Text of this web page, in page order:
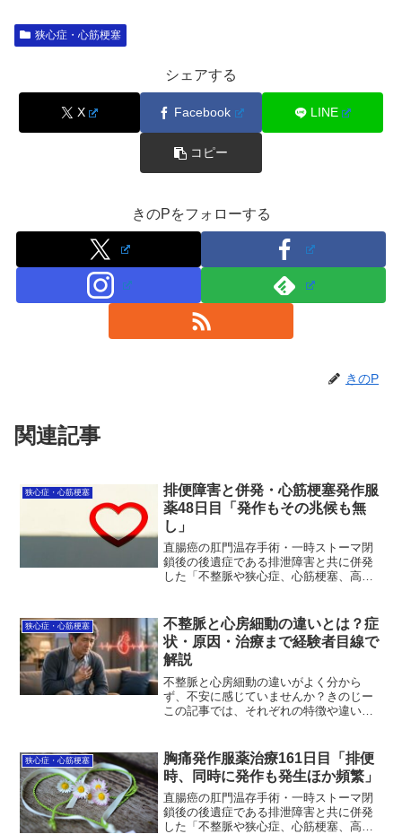
狭心症・心筋梗塞
シェアする
X Facebook LINE
コピー
きのPをフォローする
きのP
関連記事
狭心症・心筋梗塞
排便障害と併発・心筋梗塞発作服
薬48日目「発作もその兆候も無
し」
直腸癌の肛門温存手術・一時ストーマ閉
鎖後の後遺症である排泄障害と共に併発
した「不整脈や狭心症、心筋梗塞、高血
んでした。何か起きているのに気が付か
ない、感じないのでは？...
狭心症・心筋梗塞
不整脈と心房細動の違いとは？症
状・原因・治療まで経験者目線で
解説
不整脈と心房細動の違いがよく分から
ず、不安に感じていませんか？きのじー
この記事では、それぞれの特徴や違い、
の状態を落ち着いて判断するヒントが見
えてきます。まずは正しい知...
狭心症・心筋梗塞
胸痛発作服薬治療161日目「排便
時、同時に発作も発生ほか頻繁」
直腸癌の肛門温存手術・一時ストーマ閉
鎖後の後遺症である排泄障害と共に併発
した「不整脈や狭心症、心筋梗塞、高血